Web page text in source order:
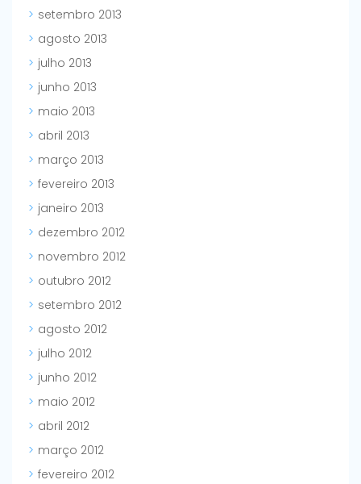
setembro 2013
agosto 2013
julho 2013
junho 2013
maio 2013
abril 2013
março 2013
fevereiro 2013
janeiro 2013
dezembro 2012
novembro 2012
outubro 2012
setembro 2012
agosto 2012
julho 2012
junho 2012
maio 2012
abril 2012
março 2012
fevereiro 2012